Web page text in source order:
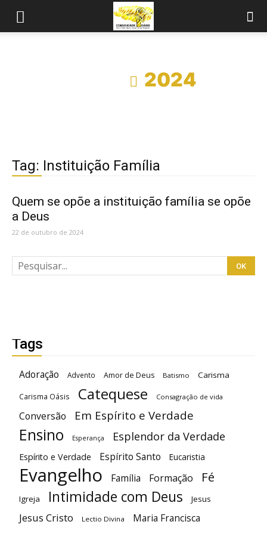
2024
Tag: Instituição Família
Quem se opõe a instituição família se opõe
a Deus
22 de outubro de 2024
Tags
Adoração Advento Amor de Deus Batismo Carisma
Carisma Oásis Catequese Consagração de vida
Conversão Em Espírito e Verdade
Ensino Esperança Esplendor da Verdade
Espírito e Verdade Espírito Santo Eucaristia
Evangelho Família Formação Fé
Igreja Intimidade com Deus Jesus
Jesus Cristo Lectio Divina Maria Francisca